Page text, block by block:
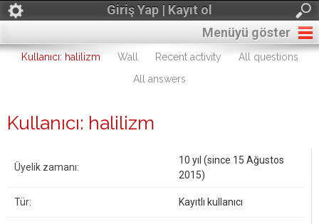
Giriş Yap | Kayıt ol
Menüyü göster
Kullanıcı: halilizm Wall Recent activity
All questions
All answers
Kullanıcı: halilizm
Üyelik zamanı:
10 yıl (since 15 Ağustos
2015)
Tür: Kayıtlı kullanıcı